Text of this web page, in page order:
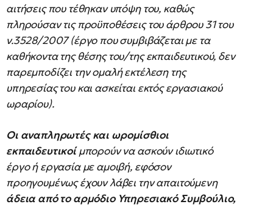
αιτήσεις που τέθηκαν υπόψη του, καθώς
πληρούσαν τις προϋποθέσεις του άρθρου 31 του
ν.3528/2007 (έργο που συμβιβάζεται με τα
καθήκοντα της θέσης του/της εκπαιδευτικού, δεν
παρεμποδίζει την ομαλή εκτέλεση της
υπηρεσίας του και ασκείται εκτός εργασιακού
ωραρίου).
Οι αναπληρωτέςκαι ωρομίσθιοι
εκπαιδευτικοίμπορούν να ασκούν ιδιωτικό
έργο ή εργασία με αμοιβή, εφόσον
προηγουμένως έχουν λάβει την απαιτούμενη
άδειααπό το αρμόδιο Υπηρεσιακό Συμβούλιο,